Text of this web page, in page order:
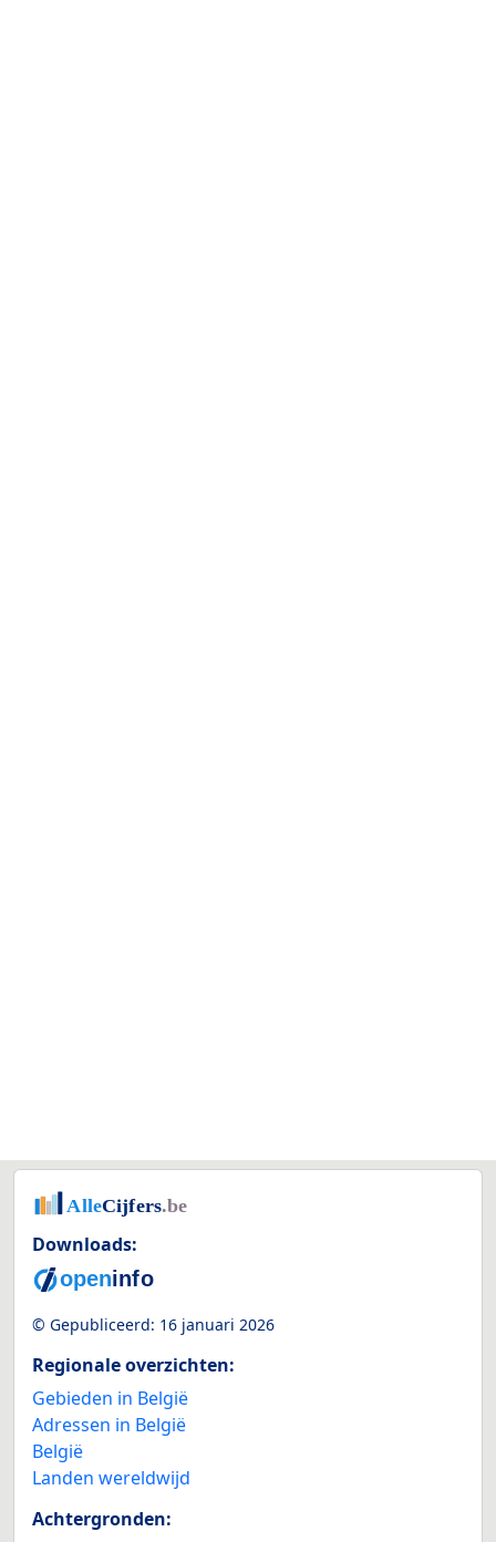
Downloads:
© Gepubliceerd: 16 januari 2026
Regionale overzichten:
Gebieden in België
Adressen in België
België
Landen wereldwijd
Achtergronden: